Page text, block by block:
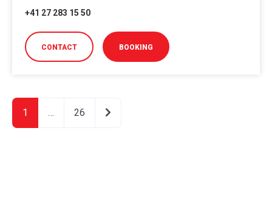
+41 27 283 15 50
CONTACT BOOKING
1 … 26 Older posts